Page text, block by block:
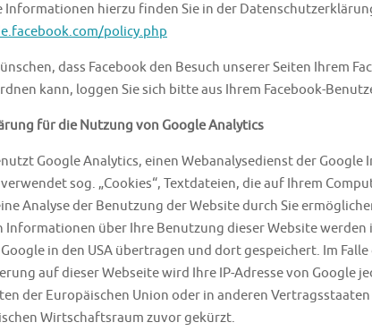
Informationen hierzu finden Sie in der
policy.php
dass Facebook den Besuch unserer Seiten Ihrem
kann, loggen Sie sich bitte aus Ihrem Facebook-
für die Nutzung von Google Analytics
Google Analytics, einen Webanalysedienst der Google
sog. „Cookies“, Textdateien, die auf Ihrem
Analyse der Benutzung der Website durch Sie
Informationen über Ihre Benutzung dieser Website werden
in den USA übertragen und dort gespeichert. Im
auf dieser Webseite wird Ihre IP-Adresse von Google
der Europäischen Union oder in anderen
Wirtschaftsraum zuvor gekürzt.